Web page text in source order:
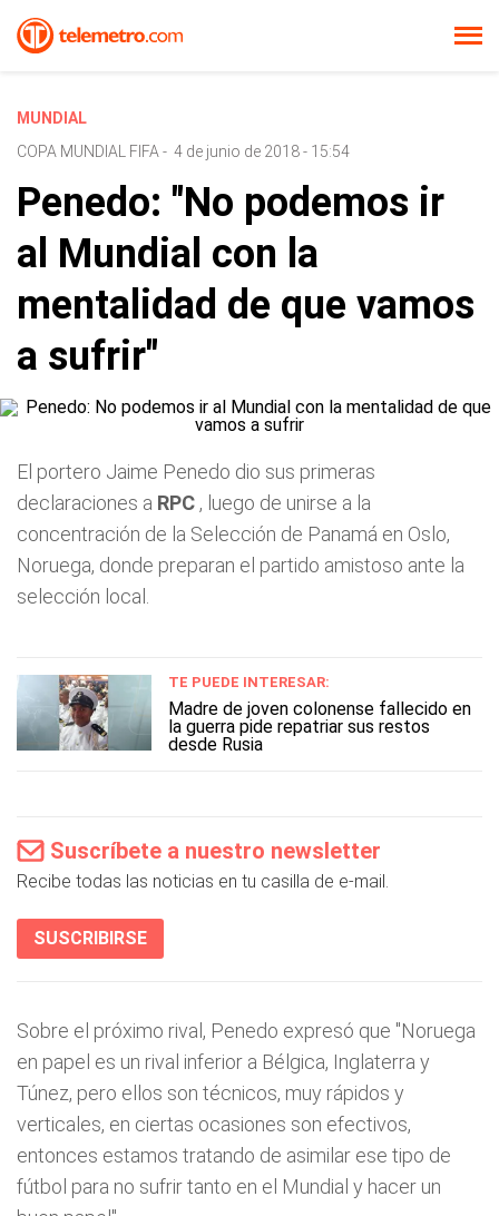
MUNDIAL
COPA MUNDIAL FIFA - 4 de junio de 2018 - 15:54
Penedo: "No podemos ir
al Mundial con la
mentalidad de que vamos
a sufrir"
El portero Jaime Penedo dio sus primeras
declaraciones a RPC , luego de unirse a la
concentración de la Selección de Panamá en Oslo,
Noruega, donde preparan el partido amistoso ante la
selección local.
TE PUEDE INTERESAR:
Madre de joven colonense fallecido en
la guerra pide repatriar sus restos
desde Rusia
Suscríbete a nuestro newsletter
Recibe todas las noticias en tu casilla de e-mail.
SUSCRIBIRSE
Sobre el próximo rival, Penedo expresó que "Noruega
en papel es un rival inferior a Bélgica, Inglaterra y
Túnez, pero ellos son técnicos, muy rápidos y
verticales, en ciertas ocasiones son efectivos,
entonces estamos tratando de asimilar ese tipo de
fútbol para no sufrir tanto en el Mundial y hacer un